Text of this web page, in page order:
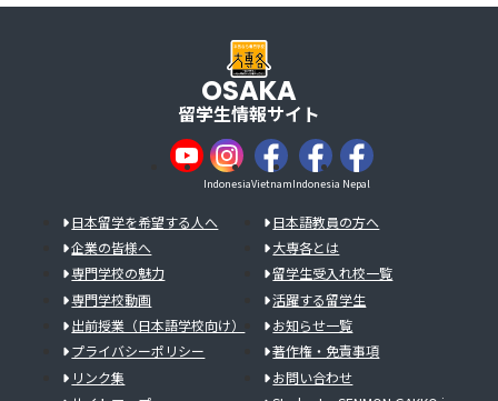
OSAKA
留学生情報サイト
IndonesiaVietnamIndonesia Nepal
日本留学を希望する人へ
日本語教員の方へ
企業の皆様へ
大専各とは
専門学校の魅力
留学生受入れ校一覧
専門学校動画
活躍する留学生
出前授業（日本語学校向け）
お知らせ一覧
プライバシーポリシー
著作権・免責事項
リンク集
お問い合わせ